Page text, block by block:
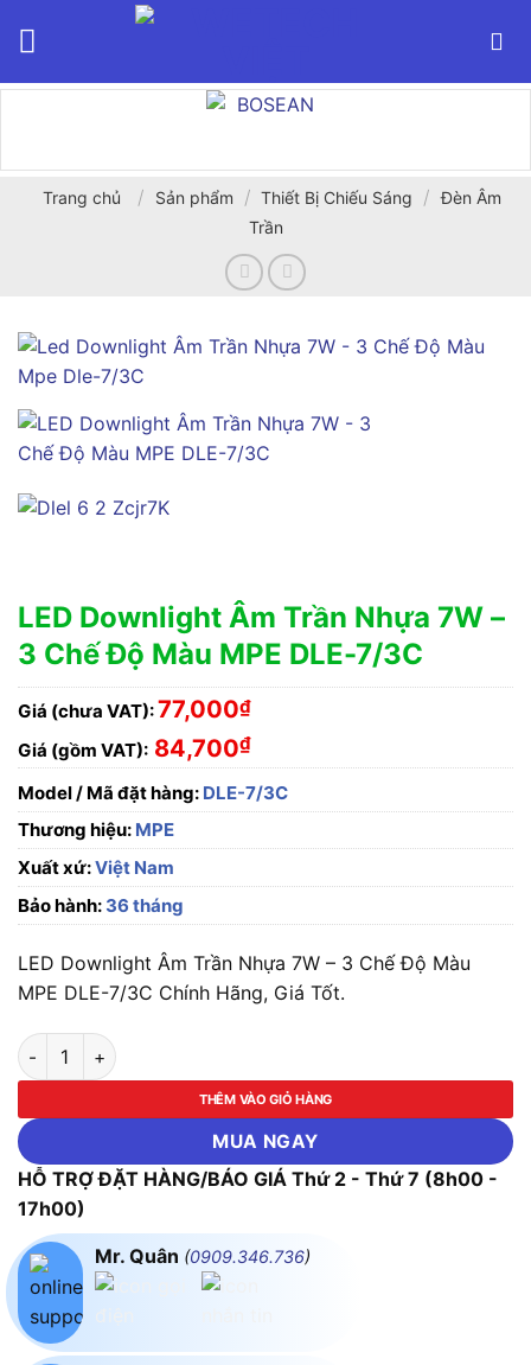
Trang chủ / Sản phẩm / Thiết Bị Chiếu Sáng / Đèn Âm
Trần
LED Downlight Âm Trần Nhựa 7W –
3 Chế Độ Màu MPE DLE-7/3C
Giá (chưa VAT):77,000₫
Giá (gồm VAT): 84,700₫
Model / Mã đặt hàng: DLE-7/3C
Thương hiệu: MPE
Xuất xứ:Việt Nam
Bảo hành: 36 tháng
LED Downlight Âm Trần Nhựa 7W – 3 Chế Độ Màu
MPE DLE-7/3C Chính Hãng, Giá Tốt.
LED Downlight Âm Trần Nhựa 7W - 3 Chế Độ Màu MPE DLE-
THÊM VÀO GIỎ HÀNG
MUA NGAY
HỖ TRỢ ĐẶT HÀNG/BÁO GIÁ Thứ 2 - Thứ 7 (8h00 -
17h00)
Mr. Quân (0909.346.736)